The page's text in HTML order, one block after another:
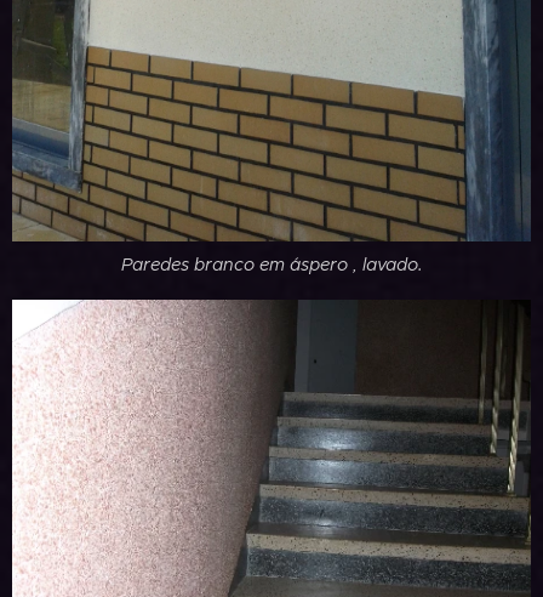
Paredes branco em áspero , lavado.